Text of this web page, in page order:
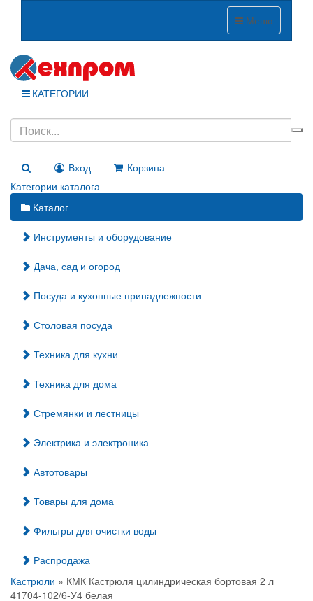
Меню
КАТЕГОРИИ
Вход
Корзина
Категории каталога
Каталог
Инструменты и оборудование
Дача, сад и огород
Посуда и кухонные принадлежности
Столовая посуда
Техника для кухни
Техника для дома
Стремянки и лестницы
Электрика и электроника
Автотовары
Товары для дома
Фильтры для очистки воды
Распродажа
Кастрюли » КМК Кастрюля цилиндрическая бортовая 2 л
41704-102/6-У4 белая